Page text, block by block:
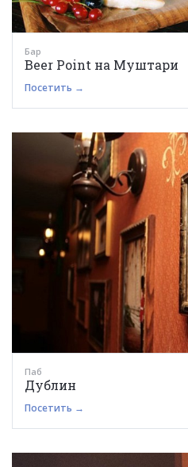
Бар
Beer Point на Муштари
Посетить →
Паб
Дублин
Посетить →